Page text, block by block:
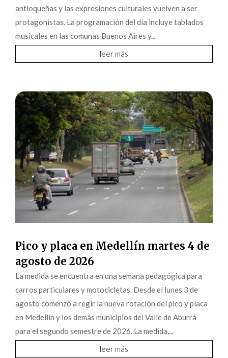
antioqueñas y las expresiones culturales vuelven a ser
protagonistas. La programación del día incluye tablados
musicales en las comunas Buenos Aires y...
leer más
Pico y placa en Medellín martes 4 de
agosto de 2026
La medida se encuentra en una semana pedagógica para
carros particulares y motocicletas. Desde el lunes 3 de
agosto comenzó a regir la nueva rotación del pico y placa
en Medellín y los demás municipios del Valle de Aburrá
para el segundo semestre de 2026. La medida,...
leer más